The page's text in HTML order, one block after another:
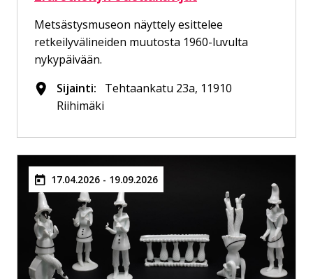
Metsästysmuseon näyttely esittelee
retkeilyvälineiden muutosta 1960-luvulta
nykypäivään.
Sijainti:
Tehtaankatu 23a, 11910
Riihimäki
17.04.2026 - 19.09.2026